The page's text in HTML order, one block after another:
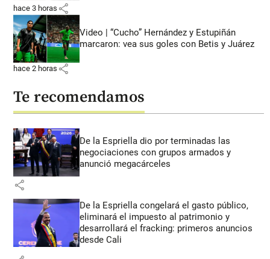
hace 3 horas share
Video | “Cucho” Hernández y Estupiñán
marcaron: vea sus goles con Betis y Juárez
hace 2 horas share
Te recomendamos
De la Espriella dio por terminadas las
negociaciones con grupos armados y
anunció megacárceles
share
De la Espriella congelará el gasto público,
eliminará el impuesto al patrimonio y
desarrollará el fracking: primeros anuncios
desde Cali